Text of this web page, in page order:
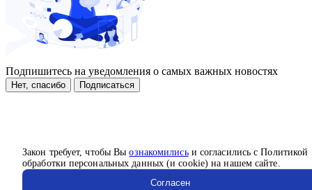
Закон требует, чтобы Выознакомилисьи согласились с Политикой
обработки персональных данных (и cookie) на нашем сайте.
Согласен
Подпишитесь на уведомления о самых важных новостях
Нет, спасибо Подписаться